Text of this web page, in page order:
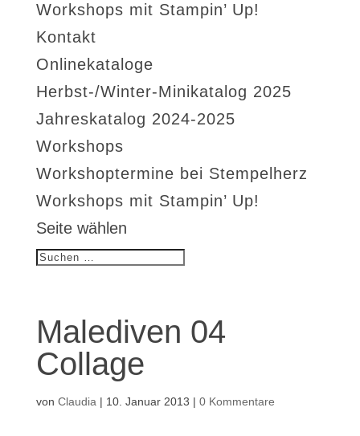
Workshops mit Stampin’ Up!
Kontakt
Onlinekataloge
Herbst-/Winter-Minikatalog 2025
Jahreskatalog 2024-2025
Workshops
Workshoptermine bei Stempelherz
Workshops mit Stampin’ Up!
Seite wählen
Malediven 04
Collage
von Claudia | 10. Januar 2013 | 0 Kommentare